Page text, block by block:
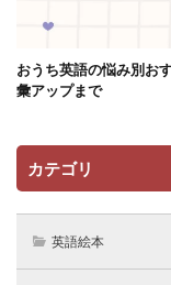
おうち英語の悩み別お
彙アップまで
カテゴリ
英語絵本